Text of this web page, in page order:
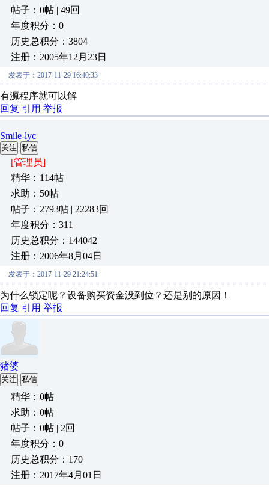
帖子：0帖 | 49回
年度积分：0
历史总积分：3804
注册：2005年12月23日
发表于：2017-11-29 16:40:33
有源程序就可以解
回复 引用 举报
Smile-lyc
关注 私信
[管理员]
精华：114帖
求助：50帖
帖子：2793帖 | 22283回
年度积分：311
历史总积分：144042
注册：2006年8月04日
发表于：2017-11-29 21:24:51
为什么锁定呢？设备购买资金没到位？还是别的原因！
回复 引用 举报
猪婆
关注 私信
精华：0帖
求助：0帖
帖子：0帖 | 2回
年度积分：0
历史总积分：170
注册：2017年4月01日